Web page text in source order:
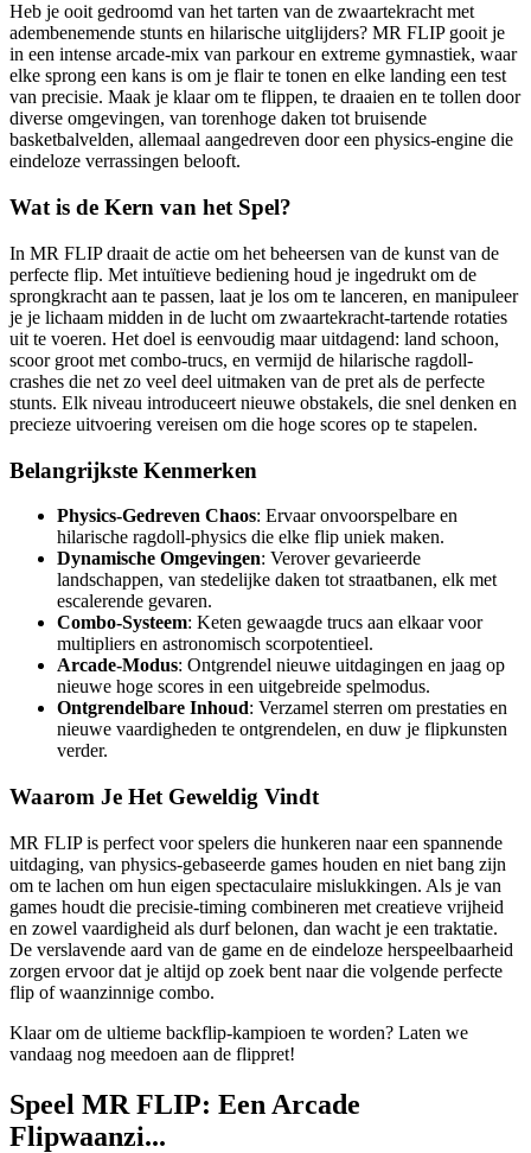
Heb je ooit gedroomd van het tarten van de zwaartekracht met
adembenemende stunts en hilarische uitglijders? MR FLIP gooit je
in een intense arcade-mix van parkour en extreme gymnastiek, waar
elke sprong een kans is om je flair te tonen en elke landing een test
van precisie. Maak je klaar om te flippen, te draaien en te tollen door
diverse omgevingen, van torenhoge daken tot bruisende
basketbalvelden, allemaal aangedreven door een physics-engine die
eindeloze verrassingen belooft.
Wat is de Kern van het Spel?
In MR FLIP draait de actie om het beheersen van de kunst van de
perfecte flip. Met intuïtieve bediening houd je ingedrukt om de
sprongkracht aan te passen, laat je los om te lanceren, en manipuleer
je je lichaam midden in de lucht om zwaartekracht-tartende rotaties
uit te voeren. Het doel is eenvoudig maar uitdagend: land schoon,
scoor groot met combo-trucs, en vermijd de hilarische ragdoll-
crashes die net zo veel deel uitmaken van de pret als de perfecte
stunts. Elk niveau introduceert nieuwe obstakels, die snel denken en
precieze uitvoering vereisen om die hoge scores op te stapelen.
Belangrijkste Kenmerken
Physics-Gedreven Chaos: Ervaar onvoorspelbare en
hilarische ragdoll-physics die elke flip uniek maken.
Dynamische Omgevingen: Verover gevarieerde
landschappen, van stedelijke daken tot straatbanen, elk met
escalerende gevaren.
Combo-Systeem: Keten gewaagde trucs aan elkaar voor
multipliers en astronomisch scorpotentieel.
Arcade-Modus: Ontgrendel nieuwe uitdagingen en jaag op
nieuwe hoge scores in een uitgebreide spelmodus.
Ontgrendelbare Inhoud: Verzamel sterren om prestaties en
nieuwe vaardigheden te ontgrendelen, en duw je flipkunsten
verder.
Waarom Je Het Geweldig Vindt
MR FLIP is perfect voor spelers die hunkeren naar een spannende
uitdaging, van physics-gebaseerde games houden en niet bang zijn
om te lachen om hun eigen spectaculaire mislukkingen. Als je van
games houdt die precisie-timing combineren met creatieve vrijheid
en zowel vaardigheid als durf belonen, dan wacht je een traktatie.
De verslavende aard van de game en de eindeloze herspeelbaarheid
zorgen ervoor dat je altijd op zoek bent naar die volgende perfecte
flip of waanzinnige combo.
Klaar om de ultieme backflip-kampioen te worden? Laten we
vandaag nog meedoen aan de flippret!
Speel MR FLIP: Een Arcade
Flipwaanzi...